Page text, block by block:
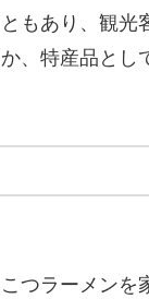
もあり、観光
、特産品とし
つラーメンを